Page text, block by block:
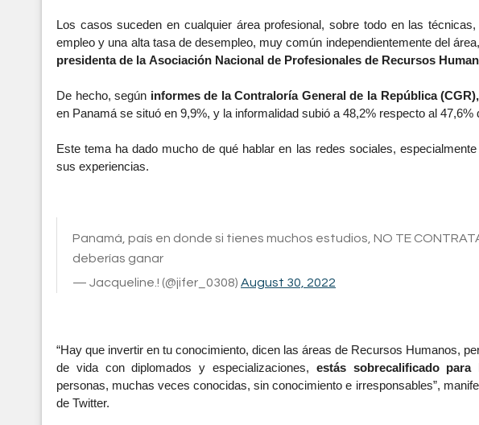
Los casos suceden en cualquier área profesional, sobre todo en las
empleo y una alta tasa de desempleo, muy común independientemente del
presidenta de la Asociación Nacional de Profesionales de Recursos
De hecho, según informes de la Contraloría General de la República (CGR),
en Panamá se situó en 9,9%, y la informalidad subió a 48,2% respecto al 47,6%
Este tema ha dado mucho de qué hablar en las redes sociales,
sus experiencias.
Panamá, país en donde si tienes muchos estudios, NO TE
deberías ganar
— Jacqueline.! (@jifer_0308) August 30, 2022
“Hay que invertir en tu conocimiento, dicen las áreas de Recursos Humanos,
de vida con diplomados y especializaciones, estás sobrecalificado
personas, muchas veces conocidas, sin conocimiento e irresponsables”,
de Twitter.